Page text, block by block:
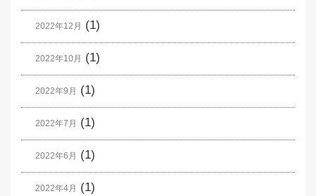
2022年12月 (1)
2022年10月 (1)
2022年9月 (1)
2022年7月 (1)
2022年6月 (1)
2022年4月 (1)